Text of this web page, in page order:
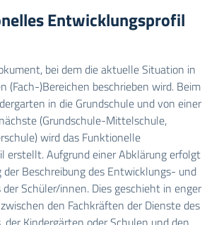
Entwicklungsprofil
bei dem die aktuelle Situation in
(Fach-)Bereichen beschrieben wird. Beim
in die Grundschule und von einer
(Grundschule-Mittelschule,
wird das Funktionelle
erstellt. Aufgrund einer Abklärung erfolgt
Beschreibung des Entwicklungs- und
Schüler/innen. Dies geschieht in enger
den Fachkräften der Dienste des